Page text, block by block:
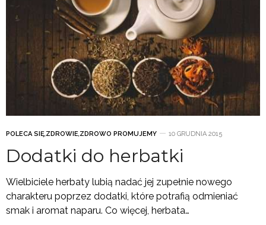
POLECA SIĘ,ZDROWIE,ZDROWO PROMUJEMY 10 GRUDNIA 2015
Dodatki do herbatki
Wielbiciele herbaty lubią nadać jej zupełnie nowego
charakteru poprzez dodatki, które potrafią odmieniać
smak i aromat naparu. Co więcej, herbata…